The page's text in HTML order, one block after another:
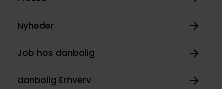
Nyheder
Job hos danbolig
danbolig Erhverv